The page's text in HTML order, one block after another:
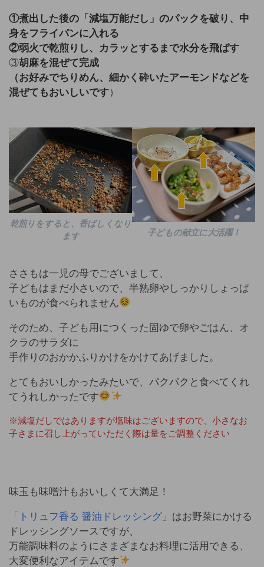
①煮出した後の「減塩万能だし」のパックを破り、中
身をフライパンに入れる
②弱火で乾煎りし、カラッとするまで水分を飛ばす
③胡麻を混ぜて完成
（お好みでちりめん、細かく砕いたアーモンドなどを
混ぜてもおいしいです）
乾煎りをすると、 香ばしくなり
ます
子どもの献立に大活躍！
ささもは一児の母でございまして、
子どもはまだ小さいので、半熟卵やしっかりしょっぱ
いものが食べられません
そのため、子ども用につくった固ゆで卵やごはん、オ
クラのサラダに
手作りのおかかふりかけをかけてあげました。
とてもおいしかったみたいで、パクパクと食べてくれ
てうれしかったです
※減塩だしではありますが塩味はございますので、小さなお
子さまに召し上がっていただく際は量をご調整ください
味玉も味噌汁もおいしくて大満足！
「 トリュフ香る 醤油ドレッシング 」はお野菜にかける
ドレッシングソースですが、
万能調味料のようにさまざまなお料理に活用できる、
大変便利なアイテムです